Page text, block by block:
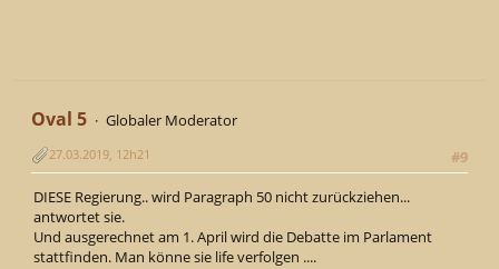
Oval 5
Globaler Moderator
#9
27.03.2019, 12h21
DIESE Regierung.. wird Paragraph 50 nicht zurückziehen...
antwortet sie.
Und ausgerechnet am 1. April wird die Debatte im Parlament
stattfinden. Man könne sie life verfolgen ....